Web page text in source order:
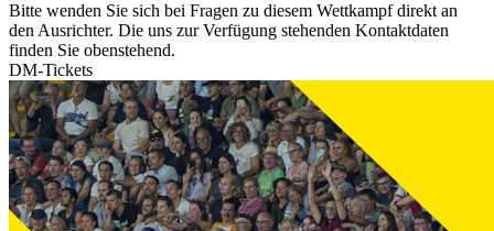
Bitte wenden Sie sich bei Fragen zu diesem Wettkampf direkt an
den Ausrichter. Die uns zur Verfügung stehenden Kontaktdaten
finden Sie obenstehend.
DM-Tickets